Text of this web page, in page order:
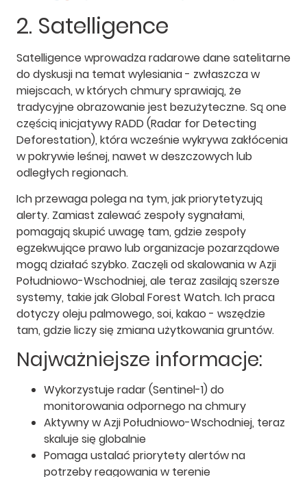
2. Satelligence
Satelligence wprowadza radarowe dane satelitarne
do dyskusji na temat wylesiania - zwłaszcza w
miejscach, w których chmury sprawiają, że
tradycyjne obrazowanie jest bezużyteczne. Są one
częścią inicjatywy RADD (Radar for Detecting
Deforestation), która wcześnie wykrywa zakłócenia
w pokrywie leśnej, nawet w deszczowych lub
odległych regionach.
Ich przewaga polega na tym, jak priorytetyzują
alerty. Zamiast zalewać zespoły sygnałami,
pomagają skupić uwagę tam, gdzie zespoły
egzekwujące prawo lub organizacje pozarządowe
mogą działać szybko. Zaczęli od skalowania w Azji
Południowo-Wschodniej, ale teraz zasilają szersze
systemy, takie jak Global Forest Watch. Ich praca
dotyczy oleju palmowego, soi, kakao - wszędzie
tam, gdzie liczy się zmiana użytkowania gruntów.
Najważniejsze informacje:
Wykorzystuje radar (Sentinel-1) do
monitorowania odpornego na chmury
Aktywny w Azji Południowo-Wschodniej, teraz
skaluje się globalnie
Pomaga ustalać priorytety alertów na
potrzeby reagowania w terenie